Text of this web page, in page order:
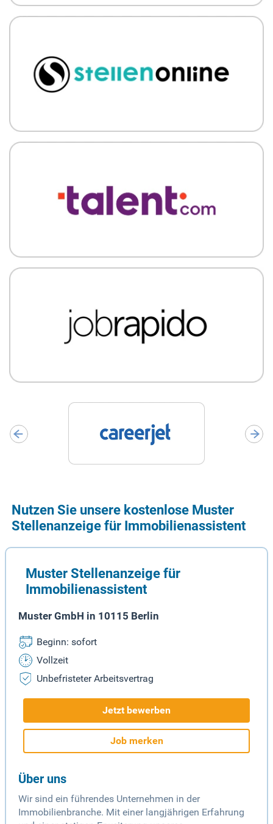
Nutzen Sie unsere kostenlose Muster
Stellenanzeige für Immobilienassistent
Muster Stellenanzeige für
Immobilienassistent
Muster GmbH in 10115 Berlin
Beginn: sofort
Vollzeit
Unbefristeter Arbeitsvertrag
Jetzt bewerben
Job merken
Über uns
Wir sind ein führendes Unternehmen in der
Immobilienbranche. Mit einer langjährigen Erfahrung